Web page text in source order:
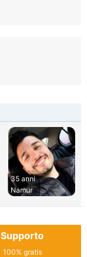
35 anni
Namur
Supporto
100% gratis